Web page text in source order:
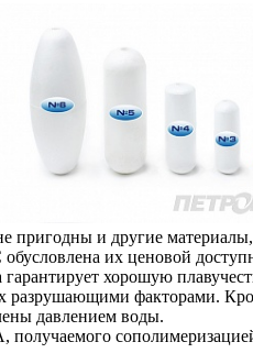
пригодны и другие
их ценовой
хорошую
разрушающими факторами.
давлением воды.